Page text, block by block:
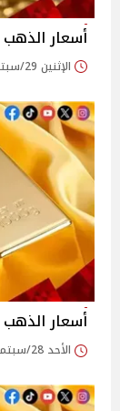
أسعار الذهب
الإثنين 29/سبتمبر/2025 - 09:18 ص
أسعار الذهب
الأحد 28/سبتمبر/2025 - 03:04 م